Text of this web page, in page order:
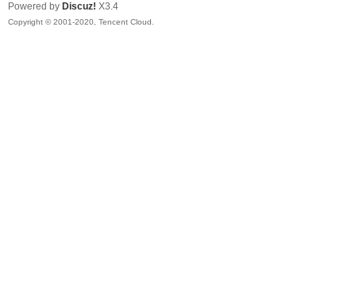
大
Powered by Discuz! X3.4
Copyright © 2001-2020, Tencent Cloud.